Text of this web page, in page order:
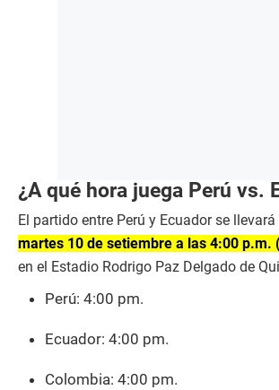
¿A qué hora juega Perú vs.
El partido entre Perú y Ecuador se
martes 10 de setiembre a las 4:00 p.m.
en el Estadio Rodrigo Paz Delgado de
Perú: 4:00 pm.
Ecuador: 4:00 pm.
Colombia: 4:00 pm.